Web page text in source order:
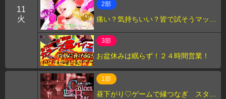
11
火
2部
痛い？気持ちいい？皆で試そうマッサ
3部
お盆休みは眠らず！２４時間営業！
1部
昼下がり♡ゲームで縁つなぎ スタッ